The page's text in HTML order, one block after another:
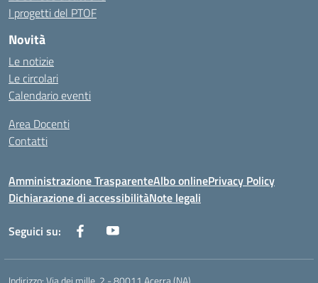
I progetti del PTOF
Novità
Le notizie
Le circolari
Calendario eventi
Area Docenti
Contatti
Amministrazione TrasparenteAlbo onlinePrivacy Policy
Dichiarazione di accessibilitàNote legali
Seguici su: